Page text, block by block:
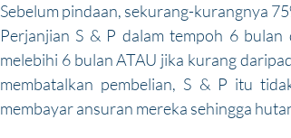
Sebelum pindaan, sekurang-kurangnya
Perjanjian S & P dalam tempoh 6
melebihi 6 bulan ATAU jika kurang
membatalkan pembelian, S & P itu
membayar ansuran mereka sehingga